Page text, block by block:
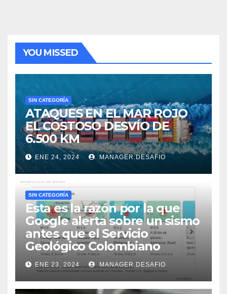
YOU MISSED
SIN CATEGORÍA
ATAQUES EN EL MAR ROJO
EL COSTOSO DESVÍO DE
6.500 KM
ENE 24, 2024 MANAGER.DESAFIO
SIN CATEGORÍA
Esta es la razón por la que
Google alerta sobre un sismo
antes que el Servicio
Geológico Colombiano
ENE 23, 2024 MANAGER.DESAFIO